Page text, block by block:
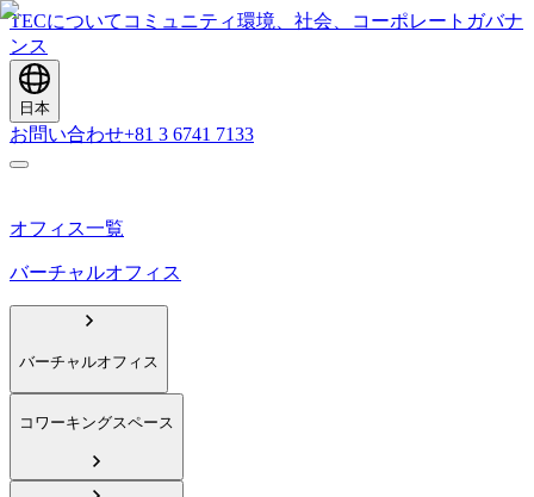
TECについて コミュニティ環境、社会、コーポレートガバナ
ンス
日本
お問い合わせ+81 3 6741 7133
オフィス一覧
バーチャルオフィス
バーチャルオフィス
コワーキングスペース